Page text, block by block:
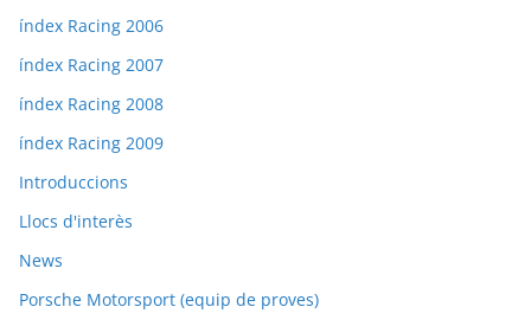
índex Racing 2006
índex Racing 2007
índex Racing 2008
índex Racing 2009
Introduccions
Llocs d'interès
News
Porsche Motorsport (equip de proves)